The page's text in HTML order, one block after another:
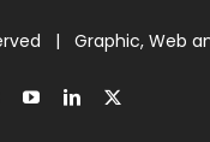
| Graphic, Web
YouTubeLinkedIn